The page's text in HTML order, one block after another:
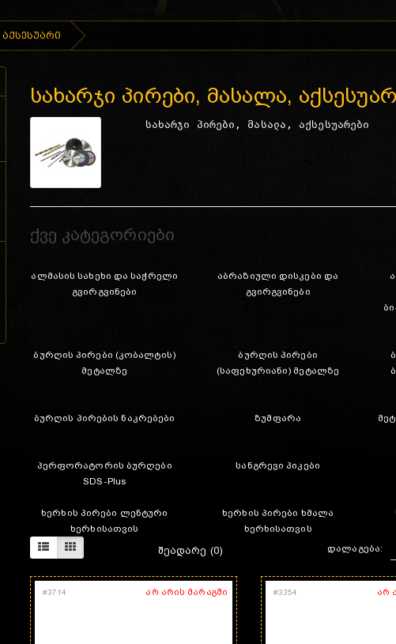
სახარჯი პირები, მასალა,
სახარჯი პირები, მასალა, აქსესუარები
ქვე კატეგორიები
ალმასის სახეხი და საჭრელი
გვირგვინები
აბრაზიული დისკები და
გვირგვინები
ბურღის პირები (კობალტის)
მეტალზე
ბურღის პირები
(საფეხურიანი) მეტალზე
ბურღის პირების ნაკრებები ზუმფარა
პერფორატორის ბურღები
SDS-Plus
სანგრევი პიკები
ხერხის პირები ლენტური
ხერხისათვის
ხერხის პირები ხმალა
ხერხისათვის
ᲨᲔᲐᲓᲐᲠᲔ (0) დალაგება:
არ არის მარაგში
#3714 არ
#3354